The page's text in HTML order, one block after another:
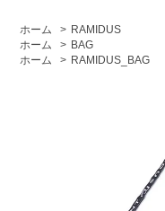
ホーム > RAMIDUS
ホーム
> BAG
ホーム
> RAMIDUS_BAG